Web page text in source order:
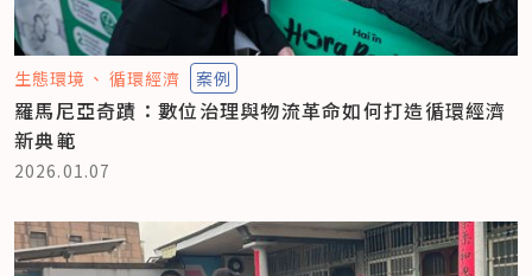
生態環境 循環經濟 案例
羅馬尼亞奇蹟：數位治理與物流革命如何打造循環經濟
新典範
2026.01.07